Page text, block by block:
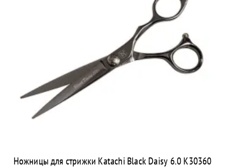
Ножницы для стрижки Katachi Black Daisy 6.0 K30360